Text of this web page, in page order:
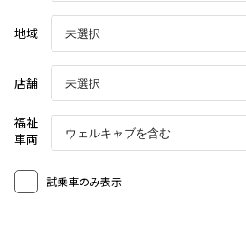
地域
店舗
福祉
車両
試乗車のみ表示